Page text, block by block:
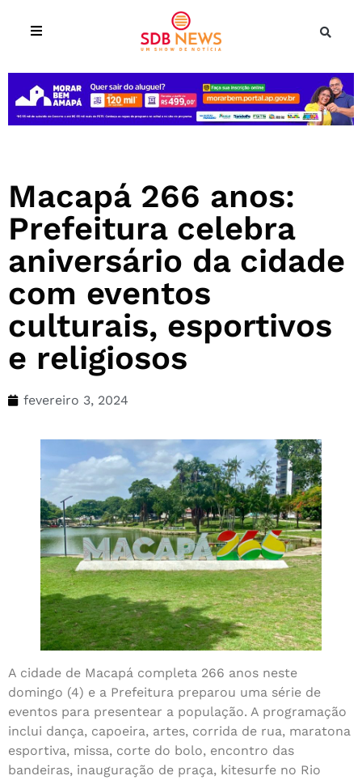
Macapá 266 anos:
Prefeitura celebra
aniversário da cidade
com eventos
culturais, esportivos
e religiosos
fevereiro 3, 2024
A cidade de Macapá completa 266 anos neste
domingo (4) e a Prefeitura preparou uma série de
eventos para presentear a população. A programação
inclui dança, capoeira, artes, corrida de rua, maratona
esportiva, missa, corte do bolo, encontro das
bandeiras, inauguração de praça, kitesurfe no Rio